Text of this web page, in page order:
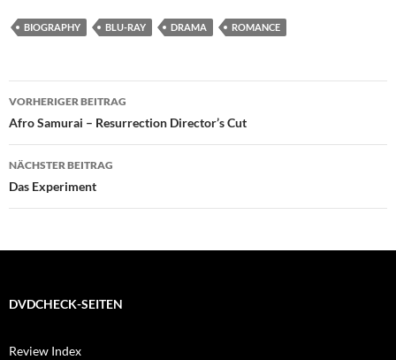
BIOGRAPHY BLU-RAY DRAMA ROMANCE
Beitragsnavigation
VORHERIGER BEITRAG
Afro Samurai – Resurrection Director’s Cut
NÄCHSTER BEITRAG
Das Experiment
DVDCHECK-SEITEN
Review Index